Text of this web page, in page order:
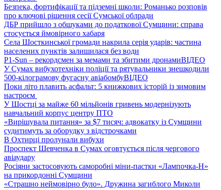
Безпека, фортифікації та підземні школи: Романько розповів
про ключові рішення сесії Сумської облради
ДБР прийшло з обшуками до податкової Сумщини: справа
стосується ймовірного хабаря
Села Шосткинської громади накрила серія ударів: частина
населених пунктів залишилася без води
P1-Sun – рекордсмен за мемами та збитими дронамиВІДЕО
У Сумах вибухотехніки поліції та рятувальники знешкодили
500-кілограмову фугасну авіабомбуВІДЕО
Поки літо плавить асфальт: 5 книжкових історій із зимовим
настроєм
У Шостці за майже 60 мільйонів гривень модернізують
навчальний корпус центру ПТО
«Вирішувала питання» за $7 тисяч: адвокатку із Сумщини
судитимуть за оборудку з відстрочками
В Охтирці пролунали вибухи
Проспект Шевченка в Сумах оговтується після чергового
авіаудару
Росіяни застосовують саморобні міни-пастки «Лампочка-Н»
на прикордонні Сумщини
«Страшно неймовірно було». Дружина загиблого Миколи